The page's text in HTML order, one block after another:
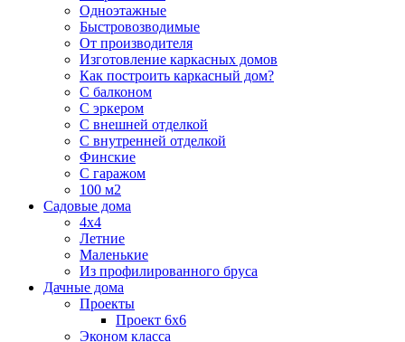
Одноэтажные
Быстровозводимые
От производителя
Изготовление каркасных домов
Как построить каркасный дом?
С балконом
С эркером
С внешней отделкой
С внутренней отделкой
Финские
С гаражом
100 м2
Садовые дома
4х4
Летние
Маленькие
Из профилированного бруса
Дачные дома
Проекты
Проект 6х6
Эконом класса